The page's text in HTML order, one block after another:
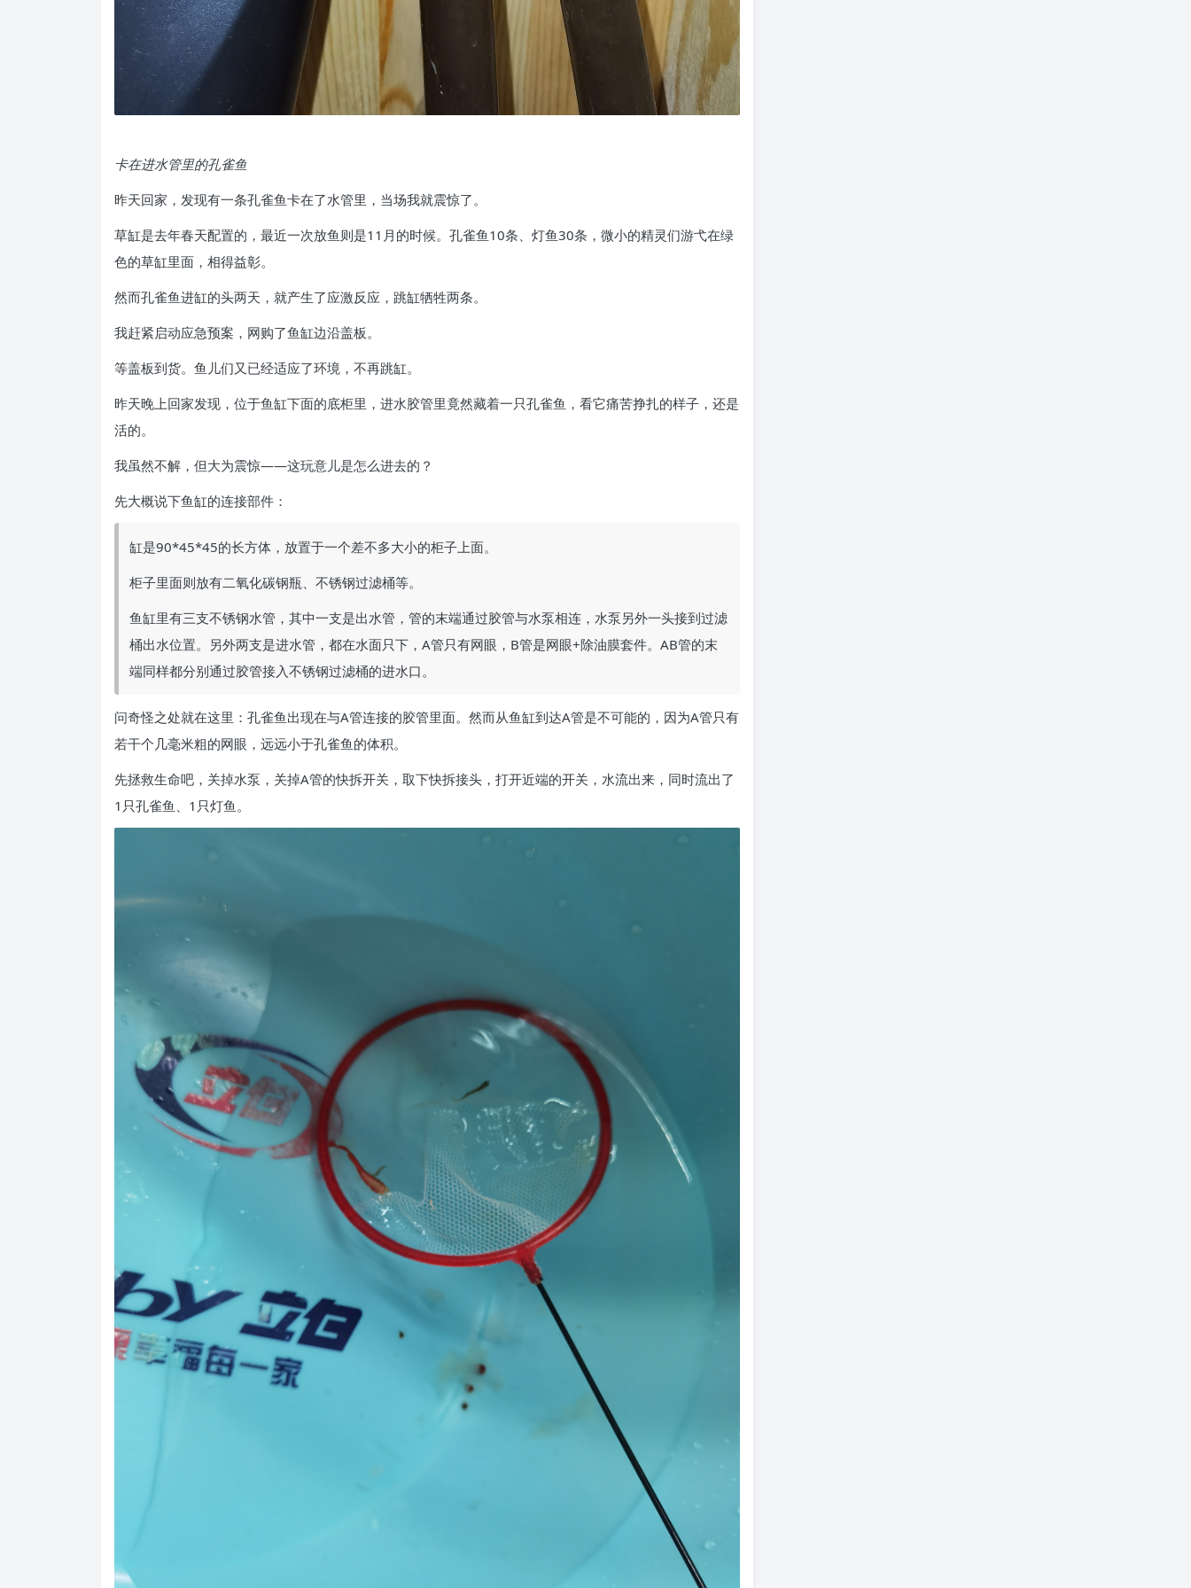
卡在进水管里的孔雀鱼
昨天回家，发现有一条孔雀鱼卡在了水管里，当场我就震惊了。
草缸是去年春天配置的，最近一次放鱼则是11月的时候。孔雀鱼10条、灯鱼30条，微小的精灵们游弋在绿
色的草缸里面，相得益彰。
然而孔雀鱼进缸的头两天，就产生了应激反应，跳缸牺牲两条。
我赶紧启动应急预案，网购了鱼缸边沿盖板。
等盖板到货。鱼儿们又已经适应了环境，不再跳缸。
昨天晚上回家发现，位于鱼缸下面的底柜里，进水胶管里竟然藏着一只孔雀鱼，看它痛苦挣扎的样子，还是
活的。
我虽然不解，但大为震惊——这玩意儿是怎么进去的？
先大概说下鱼缸的连接部件：
缸是90*45*45的长方体，放置于一个差不多大小的柜子上面。
柜子里面则放有二氧化碳钢瓶、不锈钢过滤桶等。
鱼缸里有三支不锈钢水管，其中一支是出水管，管的末端通过胶管与水泵相连，水泵另外一头接到过滤
桶出水位置。另外两支是进水管，都在水面只下，A管只有网眼，B管是网眼+除油膜套件。AB管的末
端同样都分别通过胶管接入不锈钢过滤桶的进水口。
问奇怪之处就在这里：孔雀鱼出现在与A管连接的胶管里面。然而从鱼缸到达A管是不可能的，因为A管只有
若干个几毫米粗的网眼，远远小于孔雀鱼的体积。
先拯救生命吧，关掉水泵，关掉A管的快拆开关，取下快拆接头，打开近端的开关，水流出来，同时流出了
1只孔雀鱼、1只灯鱼。